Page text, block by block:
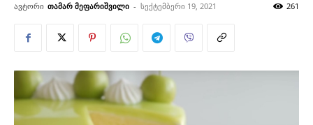
ავტორი თამარ მეფარიშვილი - სექტემბერი 19, 2021 261